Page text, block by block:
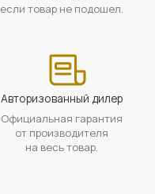
если товар не подошел.
Авторизованный дилер
Официальная гарантия
от производителя
на весь товар.